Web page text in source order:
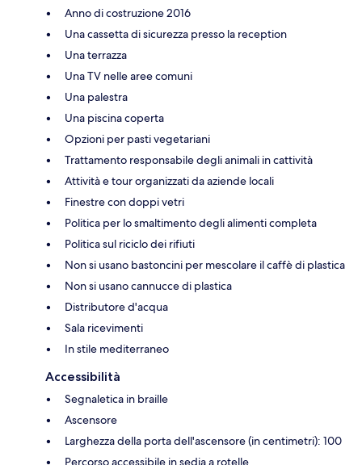
Anno di costruzione 2016
Una cassetta di sicurezza presso la reception
Una terrazza
Una TV nelle aree comuni
Una palestra
Una piscina coperta
Opzioni per pasti vegetariani
Trattamento responsabile degli animali in cattività
Attività e tour organizzati da aziende locali
Finestre con doppi vetri
Politica per lo smaltimento degli alimenti completa
Politica sul riciclo dei rifiuti
Non si usano bastoncini per mescolare il caffè di plastica
Non si usano cannucce di plastica
Distributore d'acqua
Sala ricevimenti
In stile mediterraneo
Accessibilità
Segnaletica in braille
Ascensore
Larghezza della porta dell'ascensore (in centimetri): 100
Percorso accessibile in sedia a rotelle